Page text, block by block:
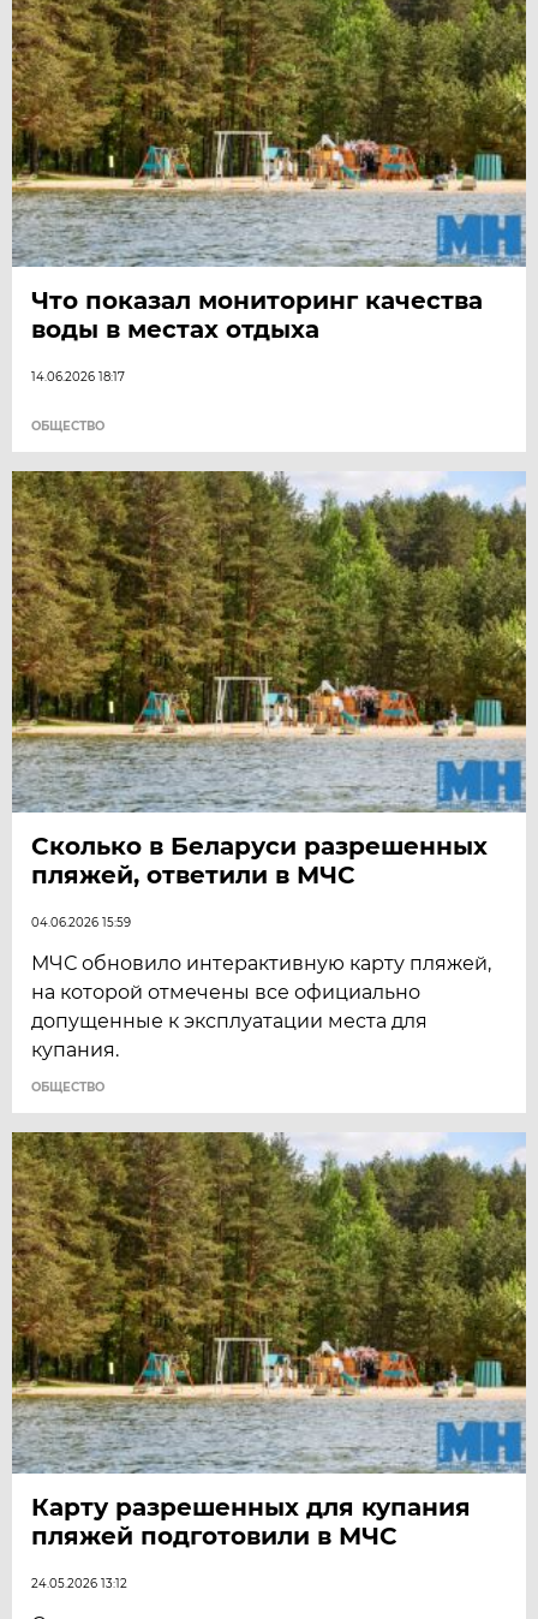
Что показал мониторинг качества
воды в местах отдыха
14.06.2026 18:17
ОБЩЕСТВО
Сколько в Беларуси разрешенных
пляжей, ответили в МЧС
04.06.2026 15:59
МЧС обновило интерактивную карту пляжей,
на которой отмечены все официально
допущенные к эксплуатации места для
купания.
ОБЩЕСТВО
Карту разрешенных для купания
пляжей подготовили в МЧС
24.05.2026 13:12